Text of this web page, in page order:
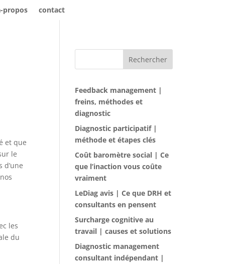
propos contact
et que
le
les
du
Rechercher
Feedback management |
freins, méthodes et
diagnostic
Diagnostic participatif |
méthode et étapes clés
Coût baromètre social | Ce
que l’inaction vous coûte
vraiment
LeDiag avis | Ce que DRH et
consultants en pensent
Surcharge cognitive au
travail | causes et solutions
Diagnostic management
consultant indépendant |